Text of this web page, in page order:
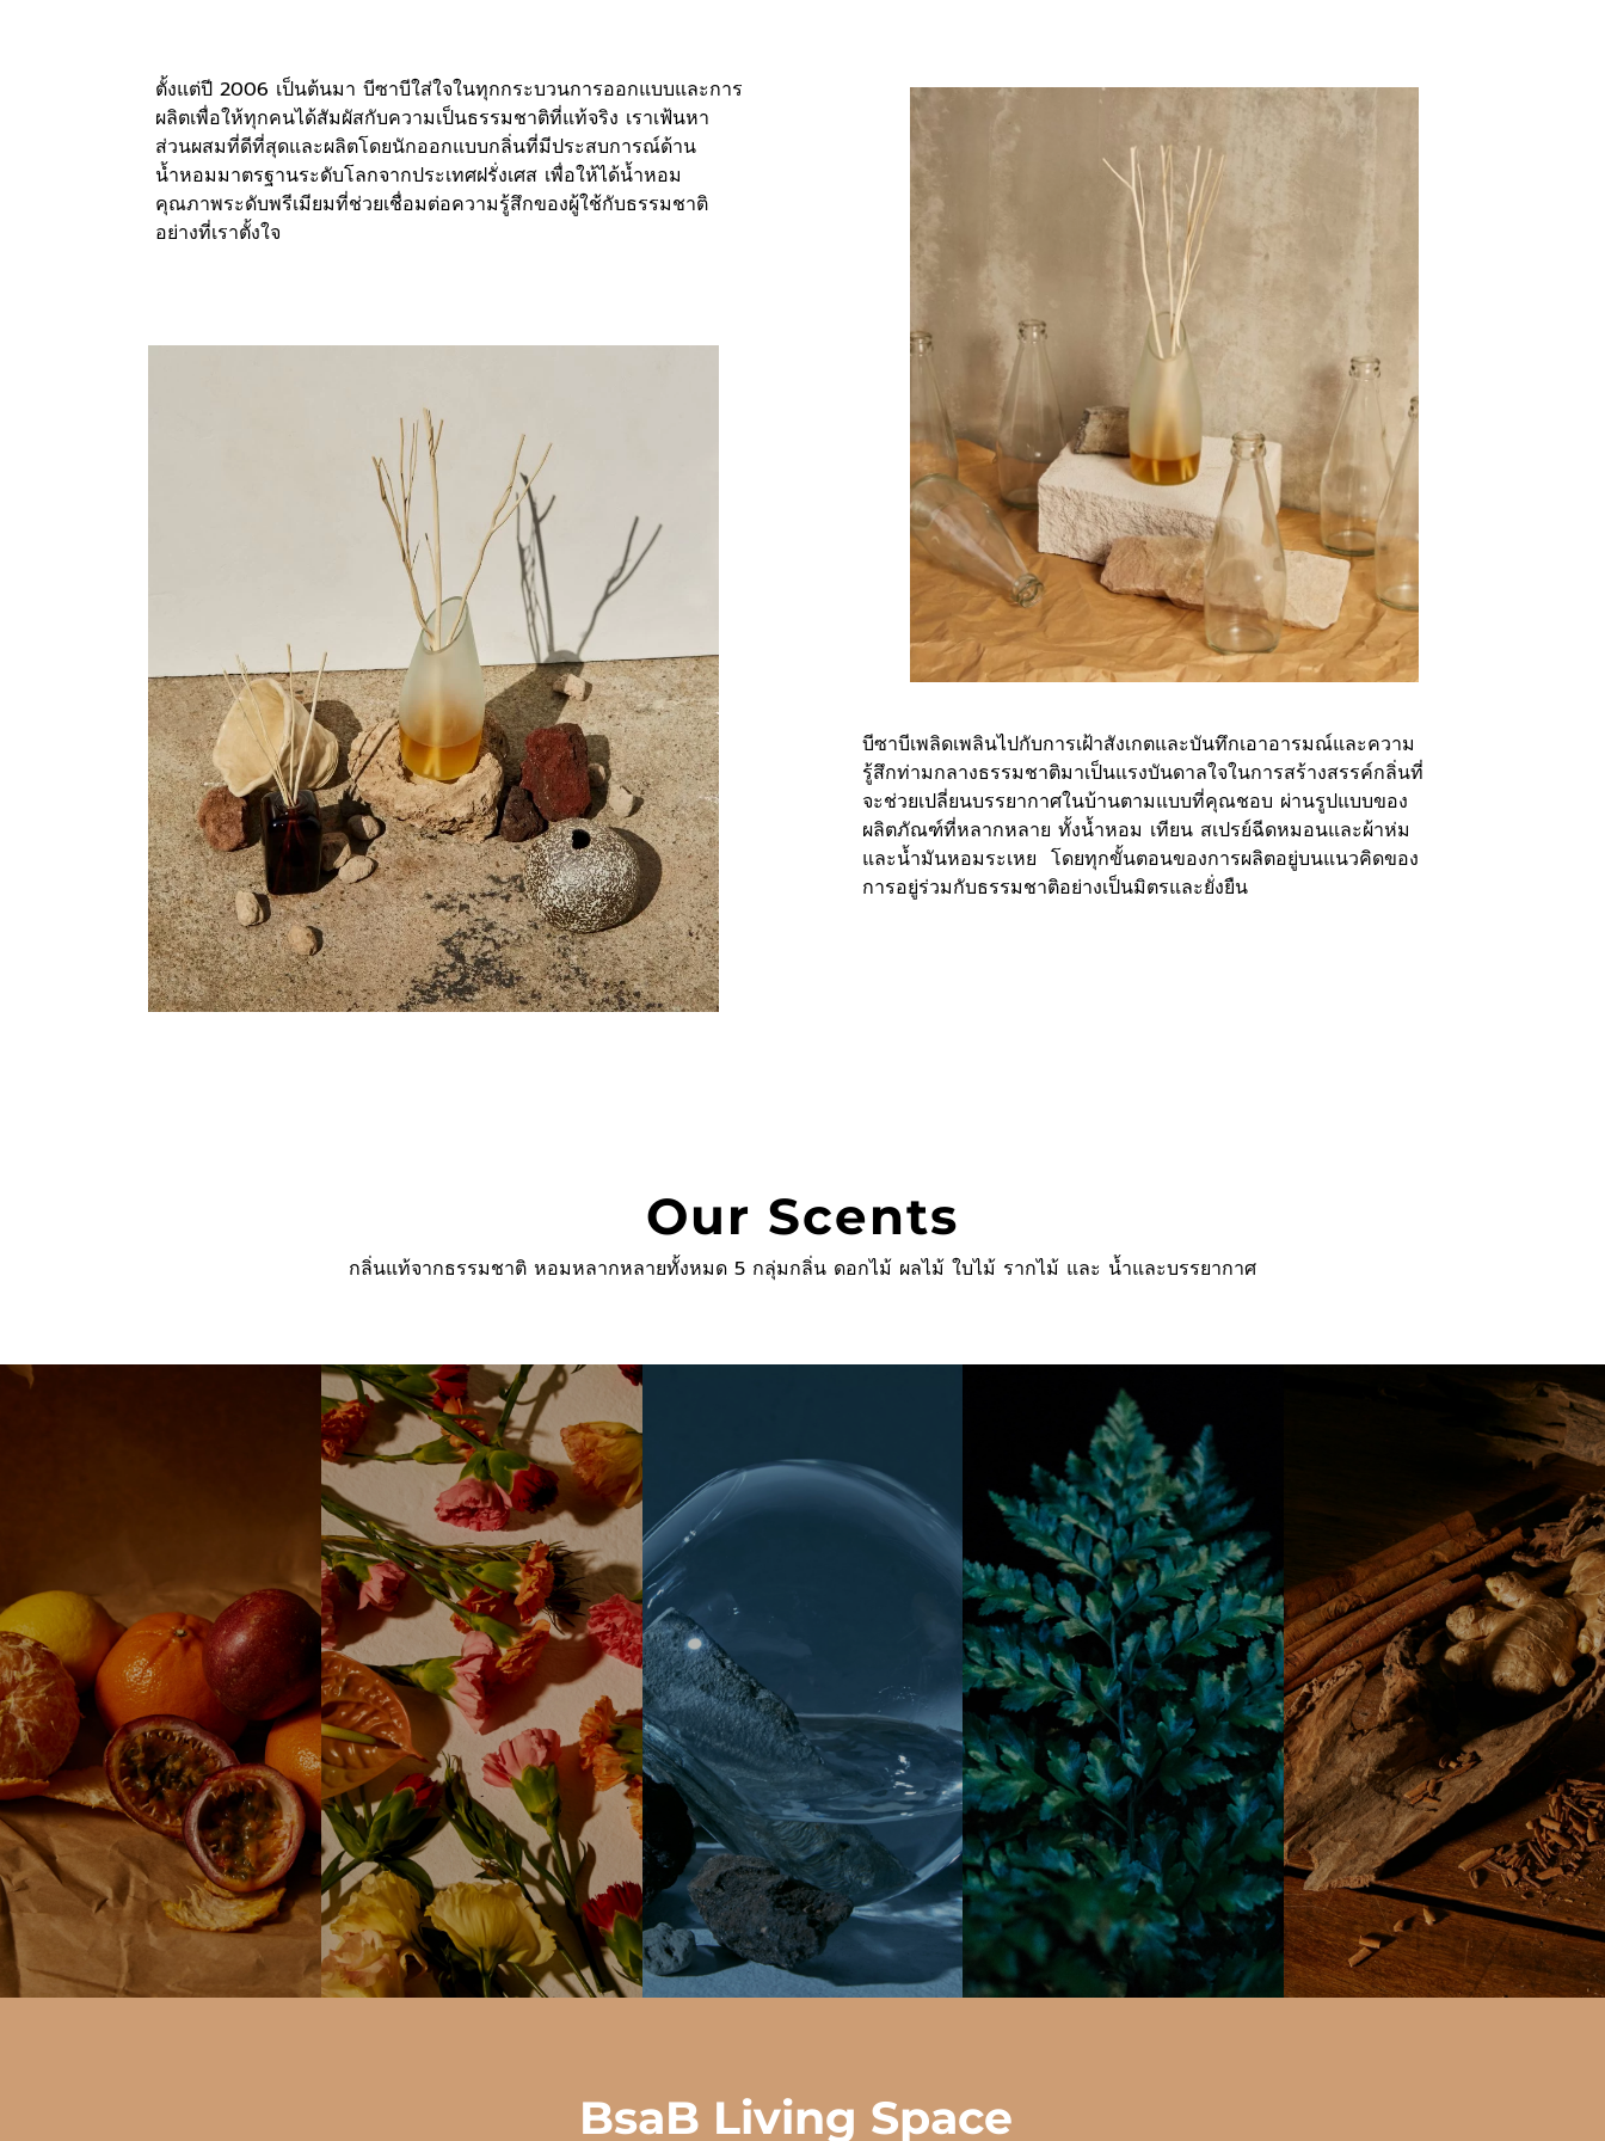
ตั้งแต่ปี 2006 เป็นต้นมา บีซาบีใส่ใจในทุกกระบวนการออกแบบและการ
ผลิตเพื่อให้ทุกคนได้สัมผัสกับความเป็นธรรมชาติที่แท้จริง เราเฟ้นหา
ส่วนผสมที่ดีที่สุดและผลิตโดยนักออกแบบกลิ่นที่มีประสบการณ์ด้าน
น้ำหอมมาตรฐานระดับโลกจากประเทศฝรั่งเศส เพื่อให้ได้น้ำหอม
คุณภาพระดับพรีเมียมที่ช่วยเชื่อมต่อความรู้สึกของผู้ใช้กับธรรมชาติ
อย่างที่เราตั้งใจ
บีซาบีเพลิดเพลินไปกับการเฝ้าสังเกตและบันทึกเอาอารมณ์และความ
รู้สึกท่ามกลางธรรมชาติมาเป็นแรงบันดาลใจในการสร้างสรรค์กลิ่นที่
จะช่วยเปลี่ยนบรรยากาศในบ้านตามแบบที่คุณชอบ ผ่านรูปแบบของ
ผลิตภัณฑ์ที่หลากหลาย ทั้งน้ำหอม เทียน สเปรย์ฉีดหมอนและผ้าห่ม
และน้ำมันหอมระเหย โดยทุกขั้นตอนของการผลิตอยู่บนแนวคิดของ
การอยู่ร่วมกับธรรมชาติอย่างเป็นมิตรและยั่งยืน
Our Scents
กลิ่นแท้จากธรรมชาติ หอมหลากหลายทั้งหมด 5 กลุ่มกลิ่น ดอกไม้ ผลไม้ ใบไม้ รากไม้ และ น้ำและบรรยากาศ
BsaB Living Space